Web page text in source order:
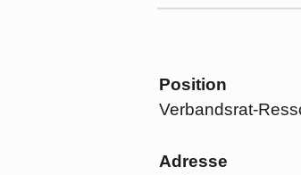
Position
Verbandsrat-
Adresse